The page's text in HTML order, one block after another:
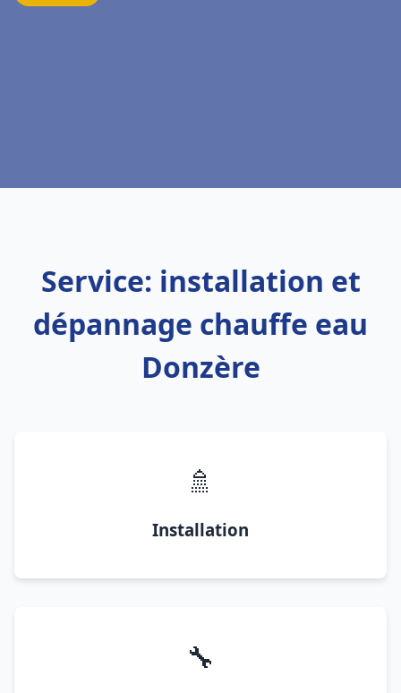
Service: installation et
dépannage chauffe eau
Donzère
🚿
Installation
🔧